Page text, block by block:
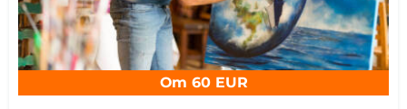
От 60 EUR